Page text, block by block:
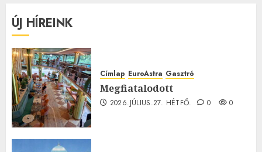
ÚJ HÍREINK
Címlap EuroAstra Gasztró
Megfiatalodott
2026.JÚLIUS.27. HÉTFŐ. 0 0